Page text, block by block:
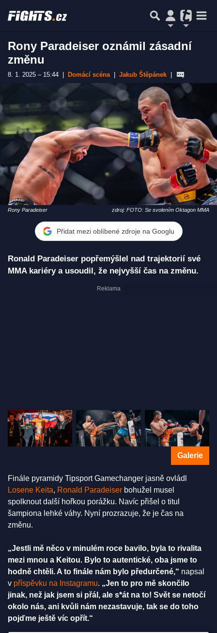
Rony Paradeiser oznámil zásadní
změnu
8. 1. 2025 – 15:44 Domácí scéna Jakub Štěpánek
Rony Paradeiser zdroj: FOTO: Se svolením Oktagon MMA
Přidat mezi oblíbené zdroje na Googlu
Ronald Paradeiser popřemýšlel nad trajektorií své
MMA kariéry a usoudil, že nejvyšší čas na změnu.
Galerie
Finále pyramidy Tipsport Gamechanger jasně ovládl
Losene Keita, Ronald Paradeiser bohužel musel
spolknout další hořkou porážku. Navíc přišel o titul
šampiona lehké váhy. Nyní prozrazuje, že je čas na
změnu.
„Jestli mě něco v minulém roce bavilo, byla to rivalita
mezi mnou a Keitou. Bylo to autentické, oba jsme to
hodně chtěli. A to finále nám bylo předurčené,“ napsal
v příspěvku na Instagramu. „Jen to pro mě skončilo
jinak, než jak jsem si přál, ale s*át na to! Svět se netočí
okolo nás, ani kvůli nám nezastavuje, tak se do toho
pojďme ještě víc opřít.“